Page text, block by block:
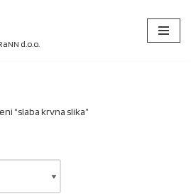
d.o.o.
“slaba krvna slika”